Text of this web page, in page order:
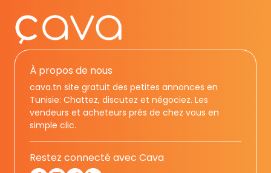
À propos de nous
cava.tn site gratuit des petites annonces en
Tunisie: Chattez, discutez et négociez. Les
vendeurs et acheteurs prés de chez vous en
simple clic.
Restez connecté avec Cava